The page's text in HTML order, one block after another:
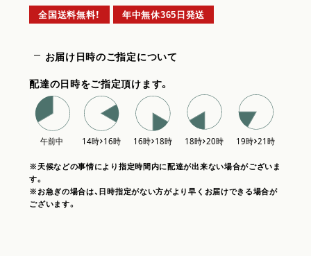
全国送料無料！ 年中無休365日発送
お届け日時のご指定について
配達の日時をご指定頂けます。
※天候などの事情により指定時間内に配達が出来ない場合がございま
す。
※お急ぎの場合は、日時指定がない方がより早くお届けできる場合が
ございます。